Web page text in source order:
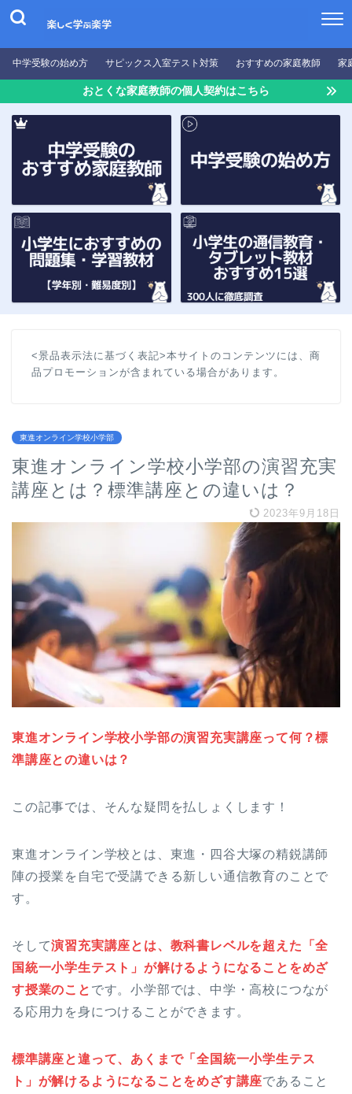
中学受験の始め方 サピックス入室テスト対策 おすすめの家庭教師 家
おとくな家庭教師の個人契約はこちら
<景品表示法に基づく表記>本サイトのコンテンツには、商
品プロモーションが含まれている場合があります。
東進オンライン学校小学部
東進オンライン学校小学部の演習充実
講座とは？標準講座との違いは？
2023年9月18日
東進オンライン学校小学部の演習充実講座って何？標
準講座との違いは？
この記事では、そんな疑問を払しょくします！
東進オンライン学校とは、東進・四谷大塚の精鋭講師
陣の授業を自宅で受講できる新しい通信教育のことで
す。
そして演習充実講座とは、教科書レベルを超えた「全
国統一小学生テスト」が解けるようになることをめざ
す授業のこと です。小学部では、中学・高校につなが
る応用力を身につけることができます。
標準講座と違って、あくまで「全国統一小学生テス
ト」が解けるようになることをめざす講座であること